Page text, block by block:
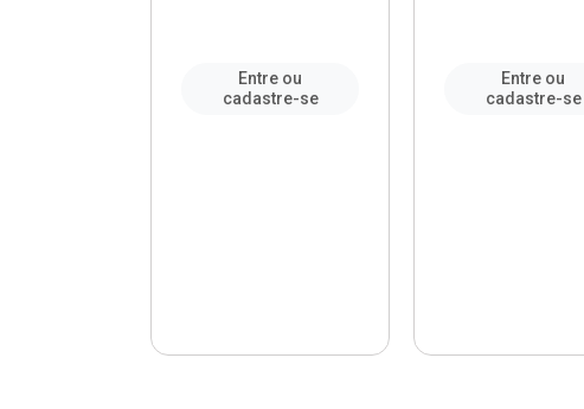
Entre ou
cadastre-se
Entre ou
cadastre-se